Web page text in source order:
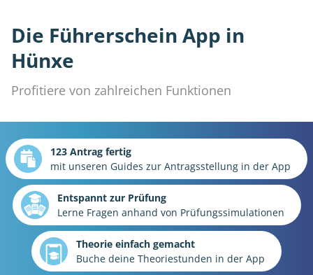
Die Führerschein App in
Hünxe
Profitiere von zahlreichen Funktionen
123 Antrag fertig
mit unseren Guides zur Antragsstellung in der App
Entspannt zur Prüfung
Lerne Fragen anhand von Prüfungssimulationen
Theorie einfach gemacht
Buche deine Theoriestunden in der App